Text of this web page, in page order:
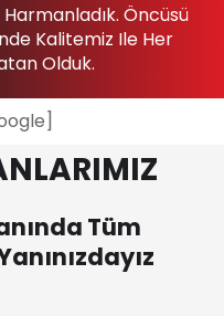
Öncüsü
Kalitemiz Ile Her
Olduk.
Tüm